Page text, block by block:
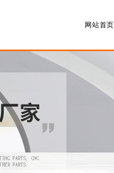
网站首页